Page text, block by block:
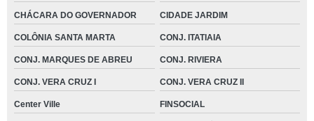
CHÁCARA DO GOVERNADOR CIDADE JARDIM
COLÔNIA SANTA MARTA CONJ. ITATIAIA
CONJ. MARQUES DE ABREU CONJ. RIVIERA
CONJ. VERA CRUZ I CONJ. VERA CRUZ II
Center Ville FINSOCIAL